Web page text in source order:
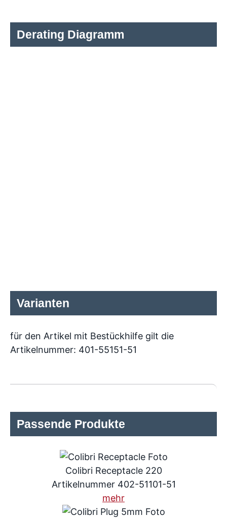
Derating Diagramm
Varianten
für den Artikel mit Bestückhilfe gilt die
Artikelnummer: 401-55151-51
Passende Produkte
Colibri Receptacle 220
Artikelnummer 402-51101-51
mehr